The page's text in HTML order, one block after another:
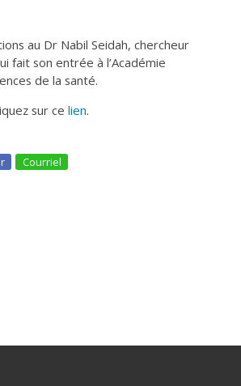
au Dr Nabil Seidah, chercheur
fait son entrée à l’Académie
de la santé.
sur celien.
Courriel